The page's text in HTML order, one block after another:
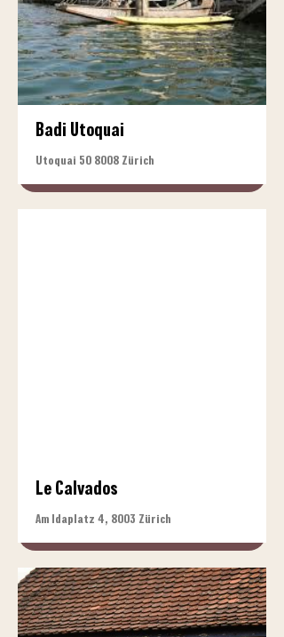
Badi Utoquai
Utoquai 50 8008 Zürich
Le Calvados
Am Idaplatz 4, 8003 Zürich